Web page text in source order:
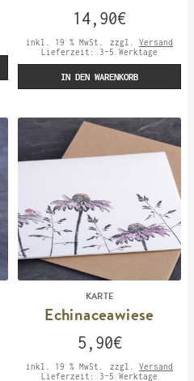
14,90€
inkl. 19 % MwSt. zzgl.Versand
Lieferzeit: 3-5 Werktage
IN DEN WARENKORB
KARTE
Echinaceawiese
5,90€
inkl. 19 % MwSt. zzgl.Versand
Lieferzeit: 3-5 Werktage